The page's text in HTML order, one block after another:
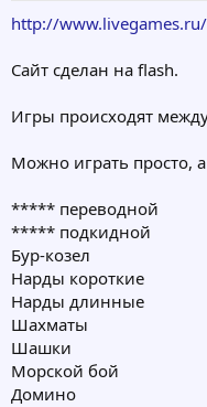
а
http://www.livegames.ru/
Сайт сделан на flash.
Игры происходят
Можно играть просто,
***** переводной
***** подкидной
Бур-козел
Нарды короткие
Нарды длинные
Шахматы
Шашки
Морской бой
Домино